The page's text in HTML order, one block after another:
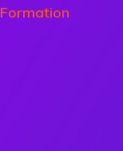
Formation